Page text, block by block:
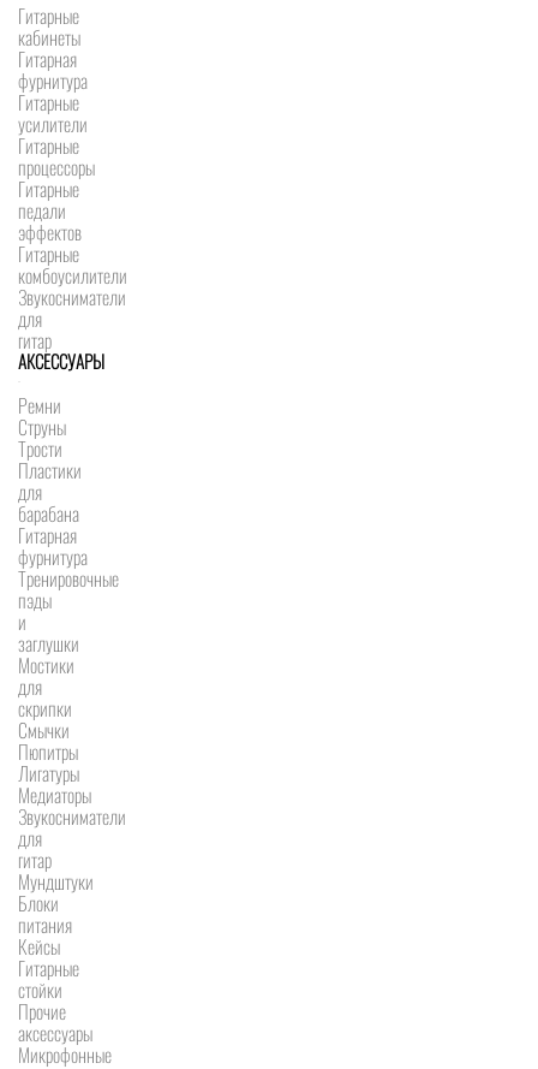
Гитарные
кабинеты
Гитарная
фурнитура
Гитарные
усилители
Гитарные
процессоры
Гитарные
педали
эффектов
Гитарные
комбоусилители
Звукосниматели
для
гитар
АКСЕССУАРЫ
Ремни
Струны
Трости
Пластики
для
барабана
Гитарная
фурнитура
Тренировочные
пэды
и
заглушки
Мостики
для
скрипки
Смычки
Пюпитры
Лигатуры
Медиаторы
Звукосниматели
для
гитар
Мундштуки
Блоки
питания
Кейсы
Гитарные
стойки
Прочие
аксессуары
Микрофонные